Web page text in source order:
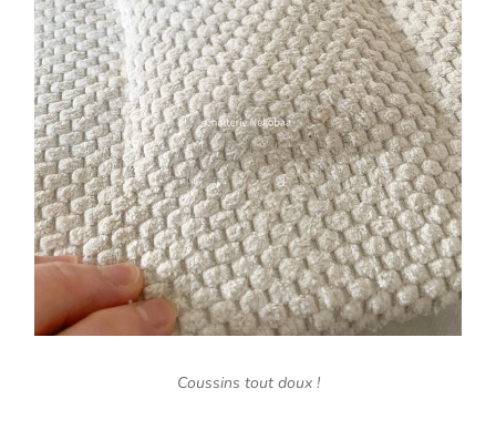
Coussins tout doux !